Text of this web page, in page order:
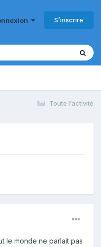
S’inscrire
Toute l’activité
le monde ne parlait pas